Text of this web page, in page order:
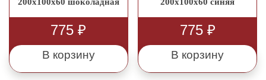
775₽
В корзину
775 ₽
В корзину